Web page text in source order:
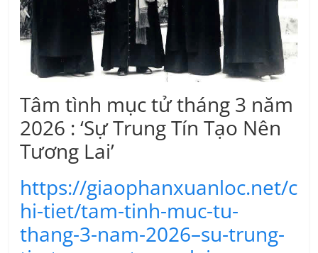
Tâm tình mục tử tháng 3 năm
2026 : ‘Sự Trung Tín Tạo Nên
Tương Lai’
https://giaophanxuanloc.net/c
hi-tiet/tam-tinh-muc-tu-
thang-3-nam-2026–su-trung-